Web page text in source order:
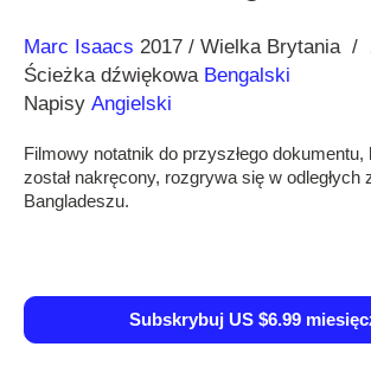
Reżyseria
Marc Isaacs
Rok 2017 Wielka Brytania
Ścieżka dźwiękowa Bengalski
Napisy Angielski
Filmowy notatnik do przyszłego dokumentu,
został nakręcony, rozgrywa się w odległych
Bangladeszu.
Subskrybuj US $6.99